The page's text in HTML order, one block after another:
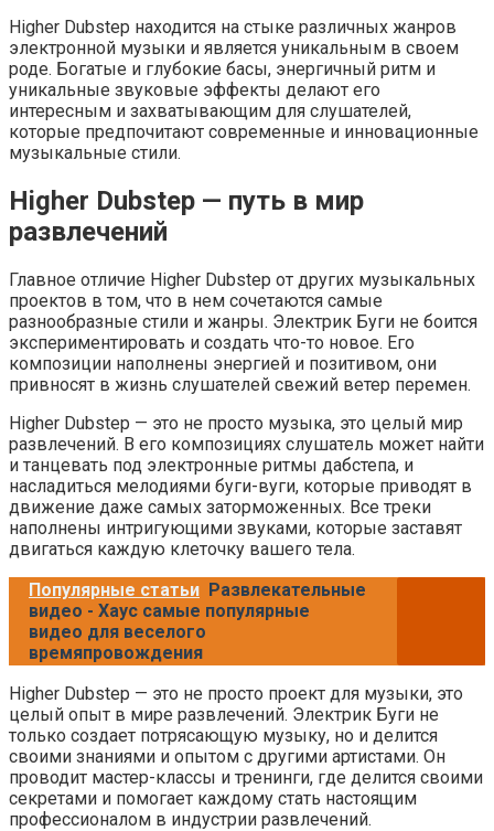
Higher Dubstep находится на стыке различных жанров
электронной музыки и является уникальным в своем
роде. Богатые и глубокие басы, энергичный ритм и
уникальные звуковые эффекты делают его
интересным и захватывающим для слушателей,
которые предпочитают современные и инновационные
музыкальные стили.
Higher Dubstep — путь в мир
развлечений
Главное отличие Higher Dubstep от других музыкальных
проектов в том, что в нем сочетаются самые
разнообразные стили и жанры. Электрик Буги не боится
экспериментировать и создать что-то новое. Его
композиции наполнены энергией и позитивом, они
привносят в жизнь слушателей свежий ветер перемен.
Higher Dubstep — это не просто музыка, это целый мир
развлечений. В его композициях слушатель может найти
и танцевать под электронные ритмы дабстепа, и
насладиться мелодиями буги-вуги, которые приводят в
движение даже самых заторможенных. Все треки
наполнены интригующими звуками, которые заставят
двигаться каждую клеточку вашего тела.
Популярные статьи Развлекательные
видео - Хаус самые популярные
видео для веселого
времяпровождения
Higher Dubstep — это не просто проект для музыки, это
целый опыт в мире развлечений. Электрик Буги не
только создает потрясающую музыку, но и делится
своими знаниями и опытом с другими артистами. Он
проводит мастер-классы и тренинги, где делится своими
секретами и помогает каждому стать настоящим
профессионалом в индустрии развлечений.